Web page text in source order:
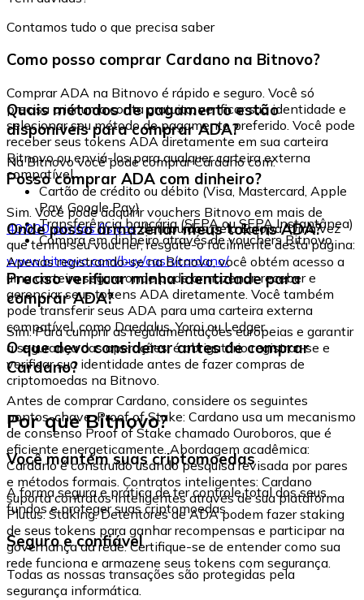
Contamos tudo o que precisa saber
Como posso comprar Cardano na Bitnovo?
Comprar ADA na Bitnovo é rápido e seguro. Você só
precisa criar uma conta gratuita, verificar sua identidade e
selecionar seu método de pagamento preferido. Você pode
receber seus tokens ADA diretamente em sua carteira
Bitnovo ou enviá-los para qualquer carteira externa
compatível.
Quais métodos de pagamento estão
disponíveis para comprar ADA?
Na Bitnovo você pode comprar Cardano com:
Cartão de crédito ou débito (Visa, Mastercard, Apple
Pay, Google Pay)
Transferência bancária (SEPA ou SEPA Instantânea)
Compra em dinheiro através de vouchers Bitnovo
Posso comprar ADA com dinheiro?
Sim. Você pode adquirir vouchers Bitnovo em mais de
40.000 pontos físicosdistribuídos pela Europa. Uma vez
que tenha seu voucher, resgate-o facilmente desta página:
www.bitnovo.com/buy/cash/cardano/
Onde posso armazenar meus tokens ADA?
Apenas registrando-se na Bitnovo, você obtém acesso a
uma carteira segura onde pode armazenar, receber e
gerenciar seus tokens ADA diretamente. Você também
pode transferir seus ADA para uma carteira externa
compatível, como Daedalus, Yoroi ou Ledger.
Preciso verificar minha identidade para
comprar ADA?
Sim. Para cumprir as regulamentações europeias e garantir
a segurança das operações, é obrigatório registrar-se e
verificar sua identidade antes de fazer compras de
criptomoedas na Bitnovo.
O que devo considerar antes de comprar
Cardano?
Antes de comprar Cardano, considere os seguintes
pontos-chave: Proof of Stake: Cardano usa um mecanismo
de consenso Proof of Stake chamado Ouroboros, que é
eficiente energeticamente. Abordagem acadêmica:
Cardano é construído usando pesquisa revisada por pares
e métodos formais. Contratos inteligentes: Cardano
suporta contratos inteligentes através de sua plataforma
Plutus. Staking: Detentores de ADA podem fazer staking
de seus tokens para ganhar recompensas e participar na
governança da rede. Certifique-se de entender como sua
rede funciona e armazene seus tokens com segurança.
Por que Bitnovo?
Você mantém suas criptomoedas
A forma segura e prática de ter controle total dos seus
fundos e proteger suas criptomoedas.
Seguro e confiável
Todas as nossas transações são protegidas pela
segurança informática.